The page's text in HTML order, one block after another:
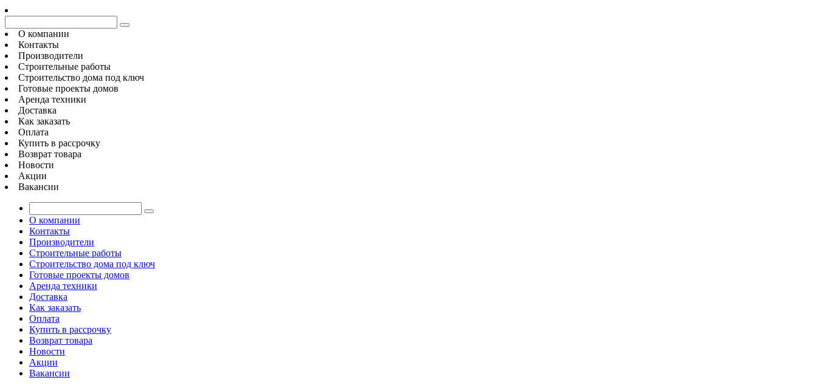
О компании
Контакты
Производители
Строительные работы
Строительство дома под ключ
Готовые проекты домов
Аренда техники
Доставка
Как заказать
Оплата
Купить в рассрочку
Возврат товара
Новости
Акции
Вакансии
О компании
Контакты
Производители
Строительные работы
Строительство дома под ключ
Готовые проекты домов
Аренда техники
Доставка
Как заказать
Оплата
Купить в рассрочку
Возврат товара
Новости
Акции
Вакансии